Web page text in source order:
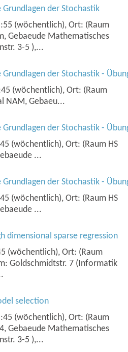
Grundlagen der Stochastik
(wöchentlich), Ort: (Raum
Gebaeude Mathematisches
3-5 ),...
Grundlagen der Stochastik -
(wöchentlich), Ort: (Raum
NAM, Gebaeu...
Grundlagen der Stochastik -
(wöchentlich), Ort: (Raum HS
...
Grundlagen der Stochastik -
(wöchentlich), Ort: (Raum HS
...
dimensional sparse regression
(wöchentlich), Ort: (Raum
Goldschmidtstr. 7 (Informatik
selection
(wöchentlich), Ort: (Raum
Gebaeude Mathematisches
3-5 ),...